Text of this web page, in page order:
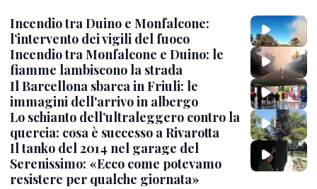
Incendio tra Duino e Monfalcone:
l’intervento dei vigili del fuoco
Incendio tra Monfalcone e Duino: le
fiamme lambiscono la strada
Il Barcellona sbarca in Friuli: le
immagini dell'arrivo in albergo
Lo schianto dell’ultraleggero contro la
quercia: cosa è successo a Rivarotta
Il tanko del 2014 nel garage del
Serenissimo: «Ecco come potevamo
resistere per qualche giornata»